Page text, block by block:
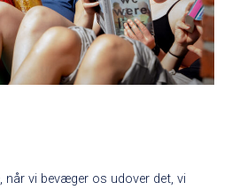
vi bevæger os udover det, vi